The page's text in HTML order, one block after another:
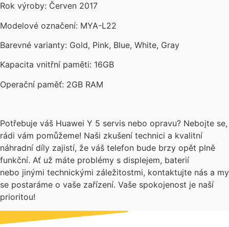
Rok výroby: Červen 2017
Modelové označení: MYA-L22
Barevné varianty: Gold, Pink, Blue, White, Gray
Kapacita vnitřní paměti: 16GB
Operační paměť: 2GB RAM
Potřebuje váš Huawei Y 5 servis nebo opravu? Nebojte se,
rádi vám pomůžeme! Naši zkušení technici a kvalitní
náhradní díly zajistí, že váš telefon bude brzy opět plně
funkční. Ať už máte problémy s displejem, baterií
nebo jinými technickými záležitostmi, kontaktujte nás a my
se postaráme o vaše zařízení. Vaše spokojenost je naší
prioritou!